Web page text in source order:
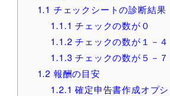
1.1 チェックシートの診断結果
1.1.1 チェックの数が０
1.1.2 チェックの数が１－４
1.1.3 チェックの数が５－７
1.2 報酬の目安
1.2.1 確定申告書作成オプシ